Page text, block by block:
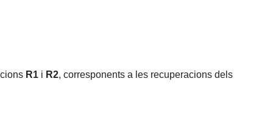
R1 i R2, corresponents a les recuperacions dels